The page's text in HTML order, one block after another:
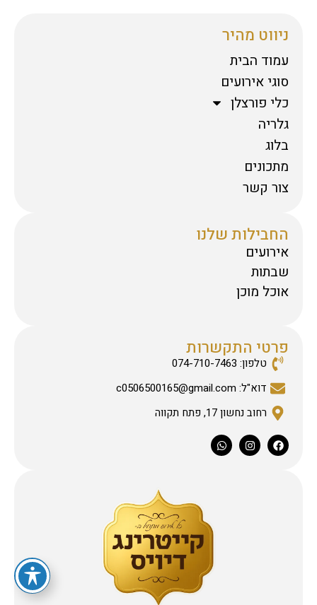
ניווט מהיר
עמוד הבית
סוגי אירועים
כלי פורצלן
גלריה
בלוג
מתכונים
צור קשר
החבילות שלנו
אירועים
שבתות
אוכל מוכן
פרטי התקשרות
טלפון: 074-710-7463
דוא"ל: c0506500165@gmail.com
רחוב נחשון 17, פתח תקווה